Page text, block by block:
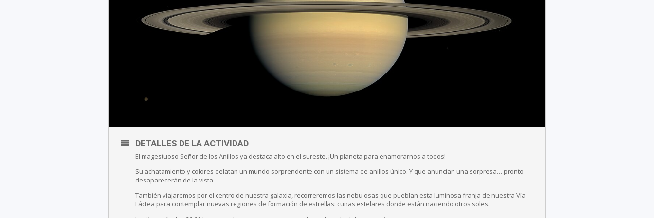
DETALLES DE LA ACTIVIDAD
El magestuoso Señor de los Anillos ya destaca alto en el sureste. ¡Un planeta para enamorarnos a todos!
Su achatamiento y colores delatan un mundo sorprendente con un sistema de anillos único. Y que anuncian una sorpresa… pronto
desaparecerán de la vista.
También viajaremos por el centro de nuestra galaxia, recorreremos las nebulosas que pueblan esta luminosa franja de nuestra Vía
Láctea para contemplar nuevas regiones de formación de estrellas: cunas estelares donde están naciendo otros soles.